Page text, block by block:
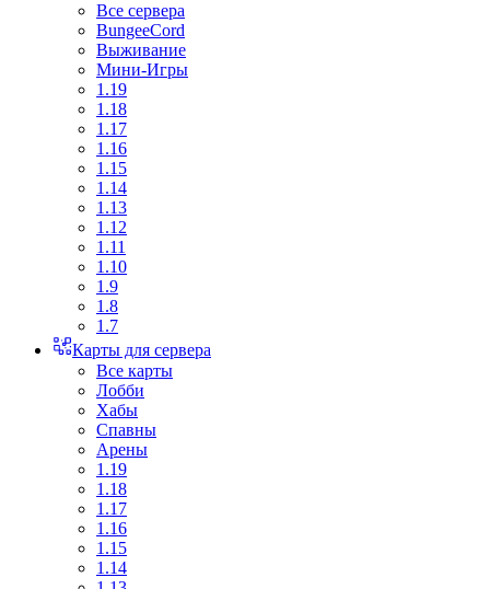
Все сервера
BungeeCord
Выживание
Мини-Игры
1.19
1.18
1.17
1.16
1.15
1.14
1.13
1.12
1.11
1.10
1.9
1.8
1.7
Карты для сервера
Все карты
Лобби
Хабы
Спавны
Арены
1.19
1.18
1.17
1.16
1.15
1.14